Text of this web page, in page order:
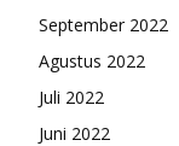
September 2022
Agustus 2022
Juli 2022
Juni 2022